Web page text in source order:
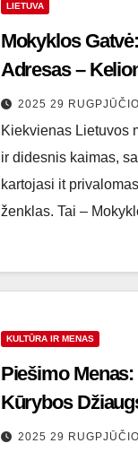
LIETUVA
Mokyklos
Adresas –
Širdį
2025 29 RUGPJŪČIO
Kiekvienas Lietuvos
ir didesnis kaimas,
kartojasi it
ženklas. Tai –
KULTŪRA IR MENAS
Piešimo
Kūrybos
Nuo Nulio
2025 29 RUGPJŪČIO